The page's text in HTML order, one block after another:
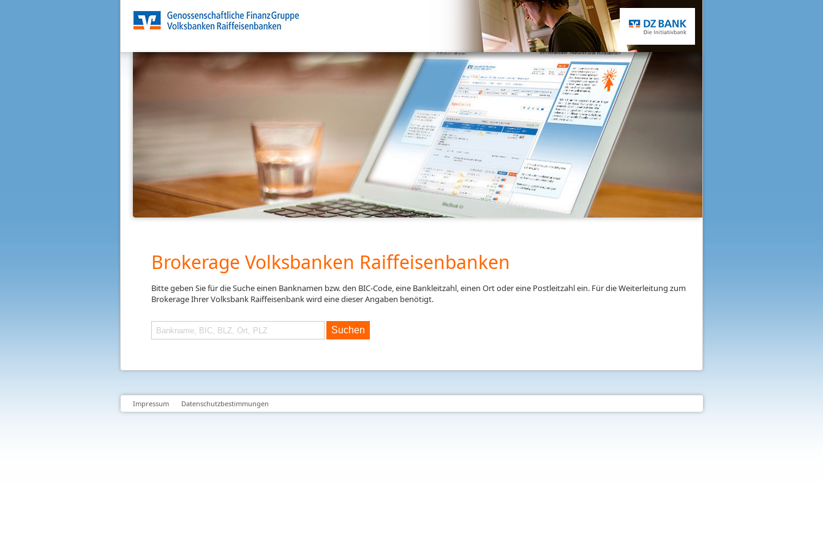
Brokerage Volksbanken Raiffeisenbanken
Bitte geben Sie für die Suche einen Banknamen bzw. den BIC-Code, eine Bankleitzahl, einen Ort oder eine Postleitzahl ein. Für die Weiterleitung zum
Brokerage Ihrer Volksbank Raiffeisenbank wird eine dieser Angaben benötigt.
Suchen
Impressum Datenschutzbestimmungen